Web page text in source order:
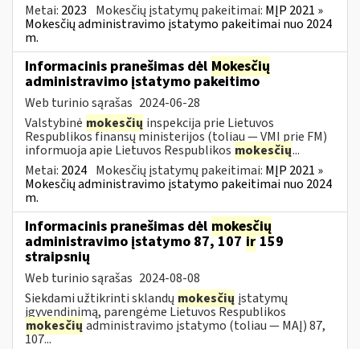
Metai: 2023 Mokesčių įstatymų pakeitimai: MĮP 2021 »
Mokesčių administravimo įstatymo pakeitimai nuo 2024
m.
Informacinis pranešimas dėl Mokesčių
administravimo įstatymo pakeitimo
Web turinio sąrašas 2024-06-28
Valstybinė mokesčių inspekcija prie Lietuvos
Respublikos finansų ministerijos (toliau — VMI prie FM)
informuoja apie Lietuvos Respublikos mokesčių...
Metai: 2024 Mokesčių įstatymų pakeitimai: MĮP 2021 »
Mokesčių administravimo įstatymo pakeitimai nuo 2024
m.
Informacinis pranešimas dėl mokesčių
administravimo įstatymo 87, 107ir159
straipsnių
Web turinio sąrašas 2024-08-08
Siekdami užtikrinti sklandų mokesčių įstatymų
įgyvendinimą, parengėme Lietuvos Respublikos
mokesčių administravimo įstatymo (toliau — MAĮ) 87,
107...